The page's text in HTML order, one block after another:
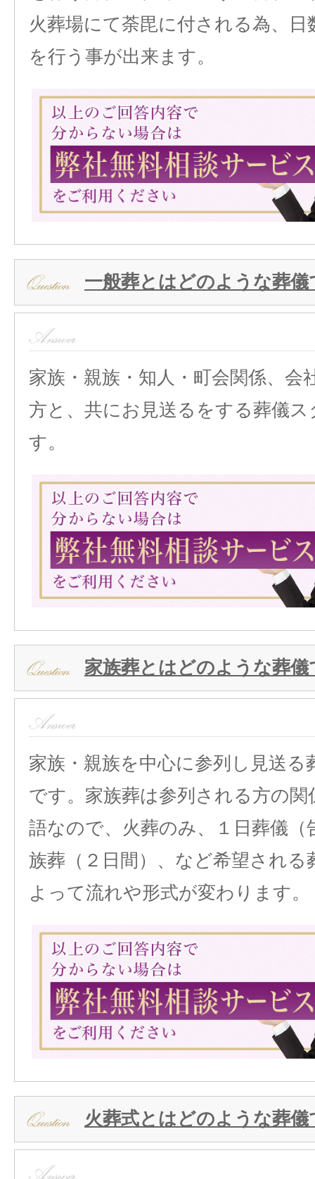
火葬場にて荼毘に付される為、日
を行う事が出来ます。
一般葬とはどのような葬儀
家族・親族・知人・町会関係、会
方と、共にお見送るをする葬儀ス
す。
家族葬とはどのような葬儀
家族・親族を中心に参列し見送る
です。家族葬は参列される方の関
語なので、火葬のみ、１日葬儀（
族葬（２日間）、など希望される
よって流れや形式が変わります。
火葬式とはどのような葬儀